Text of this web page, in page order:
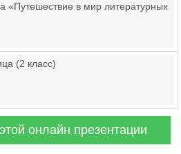
«Путешествие в мир литературных
(2 класс)
онлайн презентации